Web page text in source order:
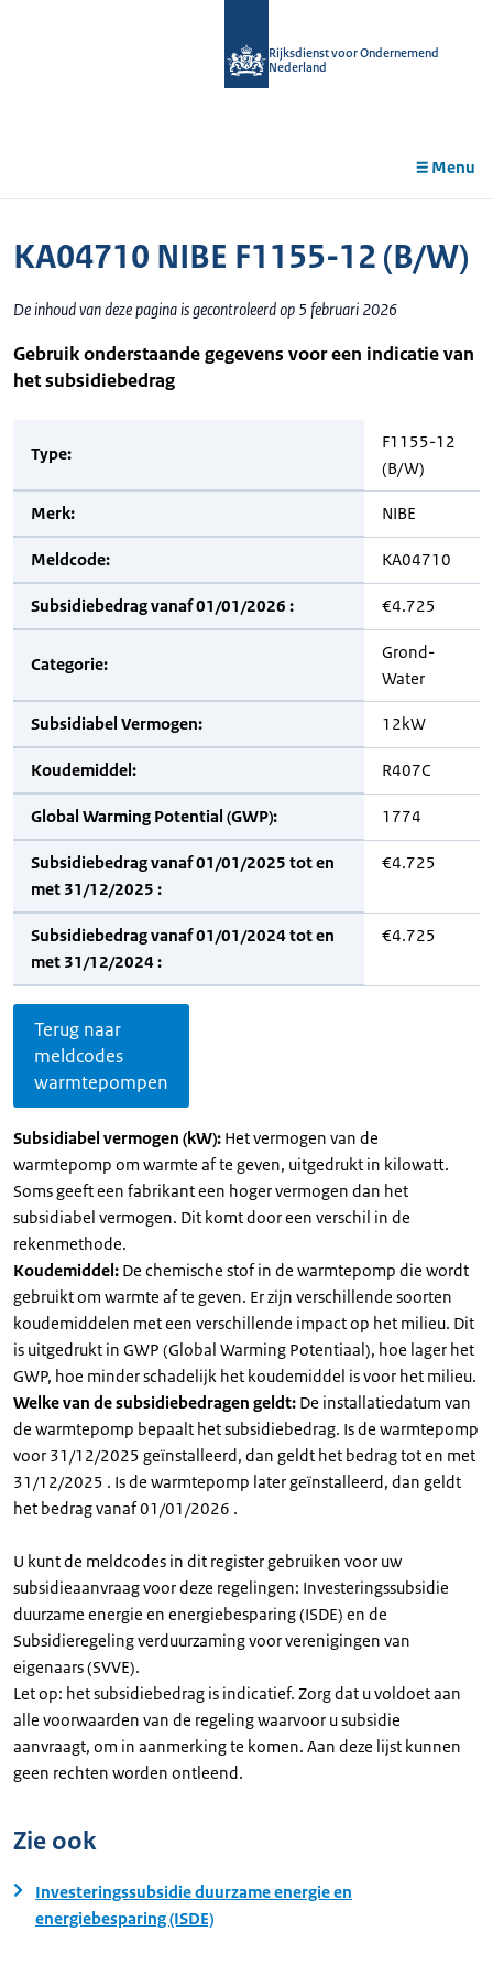
Rijksdienst voor Ondernemend
Nederland
Menu
KA04710 NIBE F1155-12 (B/W)
De inhoud van deze pagina is gecontroleerd op 5 februari 2026
Gebruik onderstaande gegevens voor een indicatie van
het subsidiebedrag
Type:
F1155-12
(B/W)
Merk: NIBE
Meldcode: KA04710
Subsidiebedrag vanaf 01/01/2026 : €4.725
Categorie:
Grond-
Water
Subsidiabel Vermogen: 12kW
Koudemiddel: R407C
Global Warming Potential (GWP): 1774
Subsidiebedrag vanaf 01/01/2025 tot en
met 31/12/2025 :
€4.725
Subsidiebedrag vanaf 01/01/2024 tot en
met 31/12/2024 :
€4.725
Terug naar
meldcodes
warmtepompen
Subsidiabel vermogen (kW): Het vermogen van de
warmtepomp om warmte af te geven, uitgedrukt in kilowatt.
Soms geeft een fabrikant een hoger vermogen dan het
subsidiabel vermogen. Dit komt door een verschil in de
rekenmethode.
Koudemiddel: De chemische stof in de warmtepomp die wordt
gebruikt om warmte af te geven. Er zijn verschillende soorten
koudemiddelen met een verschillende impact op het milieu. Dit
is uitgedrukt in GWP (Global Warming Potentiaal), hoe lager het
GWP, hoe minder schadelijk het koudemiddel is voor het milieu.
Welke van de subsidiebedragen geldt: De installatiedatum van
de warmtepomp bepaalt het subsidiebedrag. Is de warmtepomp
voor 31/12/2025 geïnstalleerd, dan geldt het bedrag tot en met
31/12/2025 . Is de warmtepomp later geïnstalleerd, dan geldt
het bedrag vanaf 01/01/2026 .
U kunt de meldcodes in dit register gebruiken voor uw
subsidieaanvraag voor deze regelingen: Investeringssubsidie
duurzame energie en energiebesparing (ISDE) en de
Subsidieregeling verduurzaming voor verenigingen van
eigenaars (SVVE).
Let op: het subsidiebedrag is indicatief. Zorg dat u voldoet aan
alle voorwaarden van de regeling waarvoor u subsidie
aanvraagt, om in aanmerking te komen. Aan deze lijst kunnen
geen rechten worden ontleend.
Zie ook
Investeringssubsidie duurzame energie en
energiebesparing (ISDE)